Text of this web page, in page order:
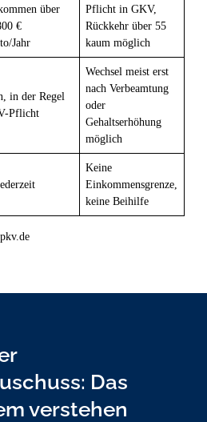
über
€
Jahr
Pflicht in GKV,
Rückkehr über 55
kaum möglich
in der Regel
Pflicht
Wechsel meist erst
nach Verbeamtung
oder
Gehaltserhöhung
möglich
Keine
Einkommensgrenze,
keine Beihilfe
Das
verstehen